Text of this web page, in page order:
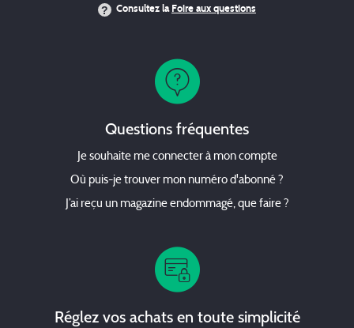
Consultez laFoire aux questions
Questions fréquentes
Je souhaite me connecter à mon compte
Où puis-je trouver mon numéro d'abonné ?
J’ai reçu un magazine endommagé, que faire ?
Réglez vos achats en toute simplicité